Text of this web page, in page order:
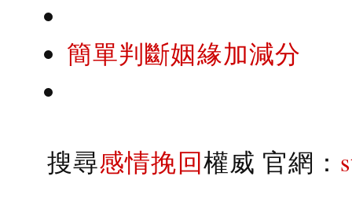
簡單判斷姻緣加減分
搜尋感情挽回權威 官網：